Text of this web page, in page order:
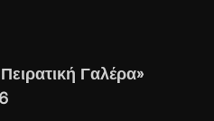
Γαλέρα»